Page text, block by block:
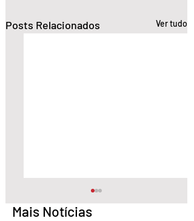
Posts Relacionados Ver tudo
Mais Notícias